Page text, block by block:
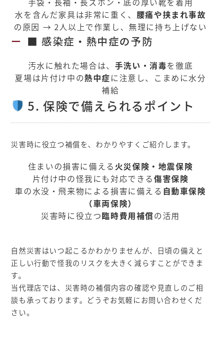
水を含んだ家具は非常に重く、 腰痛や挟まれ事故
の原因 → 2人以上で作業し、無理に持ち上げない
■ 感染症・熱中症の予防
汚水に触れた場合は、 手洗い・消毒を徹底
夏場は片付け中の熱中症に注意し、こまめに水分
補給
5. 保険で備えられるポイント
災害時に役立つ補償を、わかりやすくご紹介します。
住まいの損害に備える 火災保険・地震保険
片付け中の怪我にも対応できる傷害保険
車の水没・飛来物による損害に備える 自動車保険
（車両保険）
災害時に役立つ臨時費用補償の活用
自然災害はいつ起こるかわかりませんが、日頃の備えと
正しい行動で怪我のリスクを大きく減らすことができま
す。
当代理店では、災害時の補償内容の確認や見直しのご相
談も承っております。どうぞお気軽にお問い合わせくだ
さい。